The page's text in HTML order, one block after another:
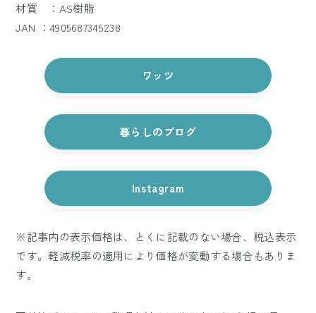
材質 ：AS樹脂
JAN ：4905687345238
ワッツ
暮らしのブログ
Instagram
※記事内の表示価格は、とくに記載のない場合、税込表示
です。軽減税率の適用により価格が変動する場合もありま
す。